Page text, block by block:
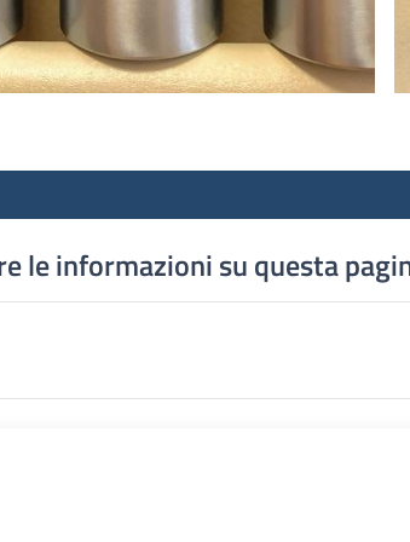
le informazioni su questa